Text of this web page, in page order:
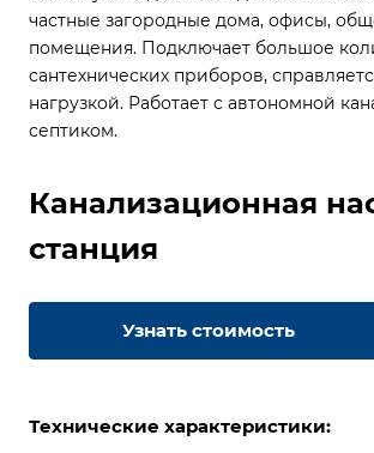
частные загородные дома, офисы,
помещения. Подключает большое
сантехнических приборов,
нагрузкой. Работает с автономной
септиком.
Канализационная
станция
Узнать стоимость
Технические характеристики: